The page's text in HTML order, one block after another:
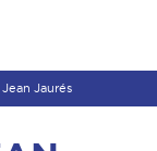
Jaurés